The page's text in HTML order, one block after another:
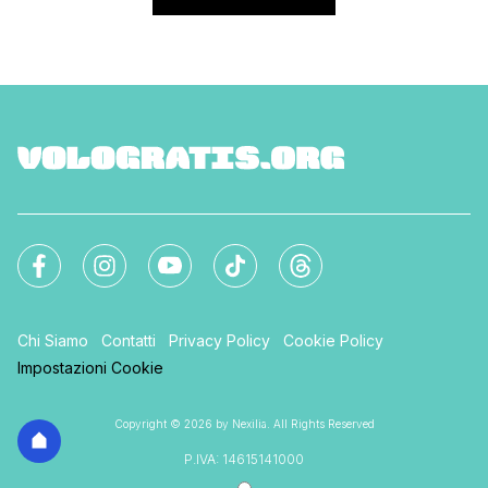
Chi Siamo Contatti Privacy Policy
Cookie Policy
Impostazioni Cookie
Copyright © 2026 by Nexilia. All Rights Reserved
P.IVA: 14615141000